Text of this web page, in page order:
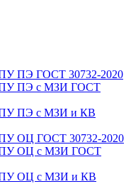
ПЭ ГОСТ 30732-2020
ППУ ПЭ с МЗИ ГОСТ
ППУ ПЭ с МЗИ и КВ
ОЦ ГОСТ 30732-2020
ППУ ОЦ с МЗИ ГОСТ
ППУ ОЦ с МЗИ и КВ